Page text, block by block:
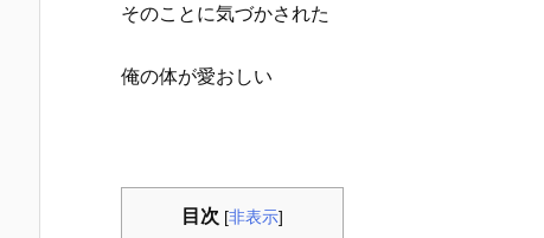
そのことに気づかされた
俺の体が愛おしい
目次 [非表示]